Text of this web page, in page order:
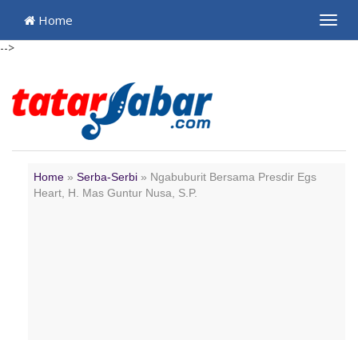
-->
Home
Home » Serba-Serbi » Ngabuburit Bersama Presdir Egs
Heart, H. Mas Guntur Nusa, S.P.